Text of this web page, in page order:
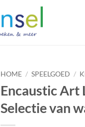
HOME / SPEELGOED /
Encaustic Art
Selectie van